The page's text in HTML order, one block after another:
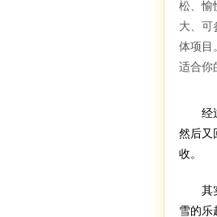
松、愉
大、可
体项目
适合你
经过
然后又
收。
其实
雪的乐